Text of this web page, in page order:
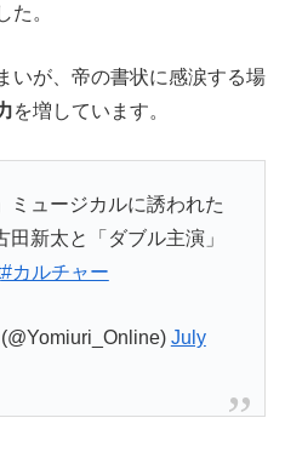
た。
いが、帝の書状に感涙する場
を増しています。
ミュージカルに誘われた
新太と「ダブル主演」
#カルチャー
July